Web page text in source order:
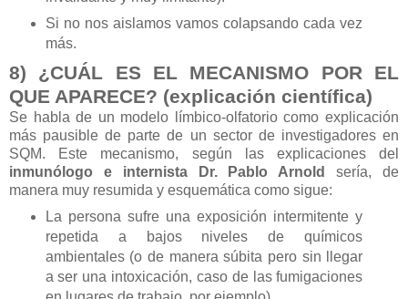
Si no nos aislamos vamos colapsando cada vez
más.
8) ¿CUÁL ES EL MECANISMO POR EL
QUE APARECE? (explicación científica)
Se habla de un modelo límbico-olfatorio como explicación
más pausible de parte de un sector de investigadores en
SQM. Este mecanismo, según las explicaciones del
inmunólogo e internista Dr. Pablo Arnold
sería, de
manera muy resumida y esquemática como sigue:
La persona sufre una exposición intermitente y
repetida a bajos niveles de químicos
ambientales (o de manera súbita pero sin llegar
a ser una intoxicación, caso de las fumigaciones